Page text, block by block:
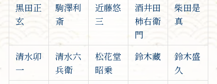
黒田正
玄
駒澤利
斎
近藤悠
三
酒井田
柿右衛
門
柴田是
真
清水卯
一
清水六
兵衛
松花堂
昭乗
鈴木藏
鈴木盛
久